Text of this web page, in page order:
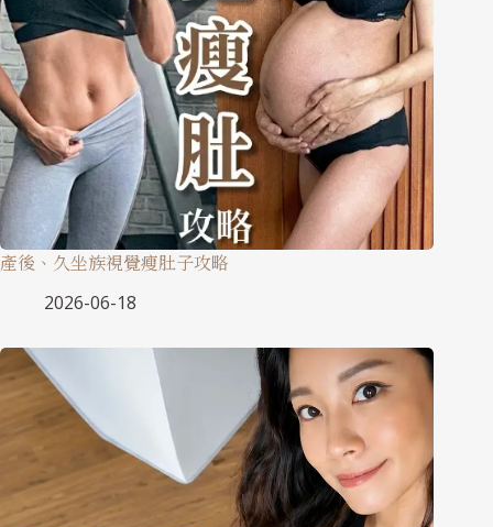
產後、久坐族視覺瘦肚子攻略
2026-06-18